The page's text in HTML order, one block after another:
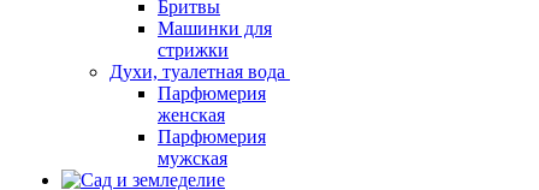
Бритвы
Машинки для
стрижки
Духи, туалетная вода
Парфюмерия
женская
Парфюмерия
мужская